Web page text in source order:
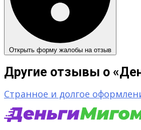
Открыть форму жалобы на отзыв
Другие отзывы о
Странное и долгое